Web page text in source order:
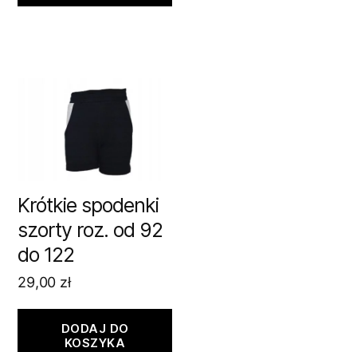
Krótkie spodenki
szorty roz. od 92
do 122
29,00 zł
DODAJ DO
KOSZYKA